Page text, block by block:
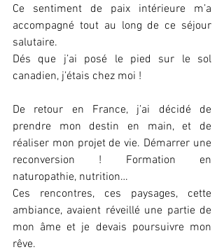
Ce sentiment de paix intérieure m’a
accompagné tout au long de ce séjour
salutaire.
Dés que j’ai posé le pied sur le sol
canadien, j’étais chez moi !
De retour en France, j’ai décidé de
prendre mon destin en main, et de
réaliser mon projet de vie. Démarrer une
reconversion ! Formation en
naturopathie, nutrition…
Ces rencontres, ces paysages, cette
ambiance, avaient réveillé une partie de
mon âme et je devais poursuivre mon
rêve.